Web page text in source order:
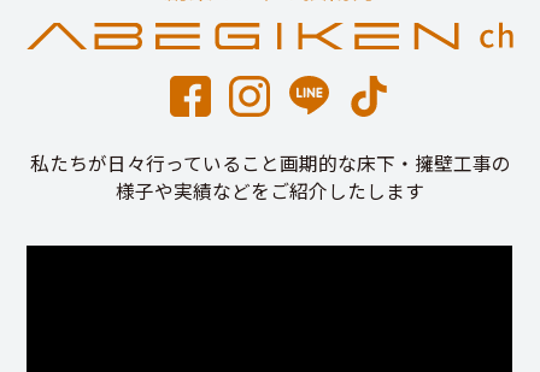
私たちが日々行っていること画期的な床下・擁壁工事の
様子や実績などをご紹介したします